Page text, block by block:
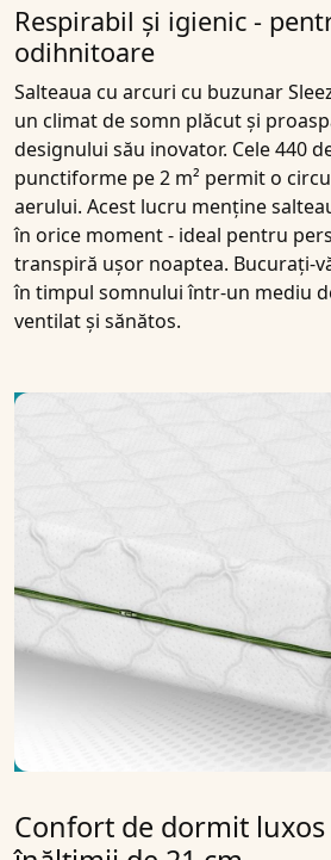
Respirabil și igienic -
odihnitoare
Salteaua cu arcuri cu buzunar
un climat de somn plăcut și
designului său inovator. Cele 440
punctiforme pe 2 m² permit o
aerului. Acest lucru menține
în orice moment - ideal pentru
transpiră ușor noaptea. Bucurați-
în timpul somnului într-un mediu
ventilat și sănătos.
Confort de dormit